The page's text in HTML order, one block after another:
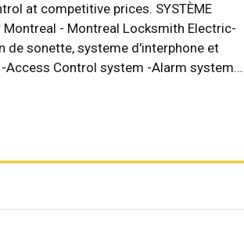
at competitive prices. SYSTÈME
Montreal - Montreal Locksmith Electric-
de sonette, systeme d'interphone et
Control system -Alarm system…